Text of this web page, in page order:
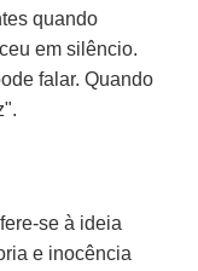
quando
em silêncio.
falar. Quando
se à ideia
e inocência